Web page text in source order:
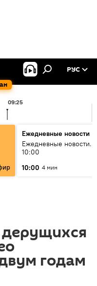
РУС
09:25
Ежедневные новости
Ежедневные новости.
10:00
10:00 4 мин
годам